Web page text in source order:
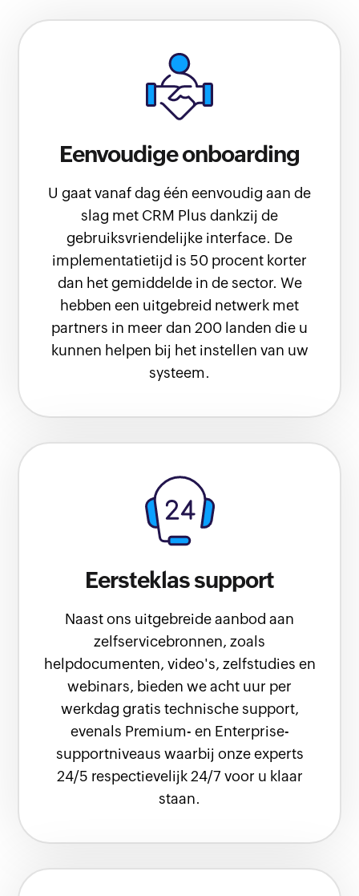
Eenvoudige onboarding
U gaat vanaf dag één eenvoudig aan de
slag met CRM Plus dankzij de
gebruiksvriendelijke interface. De
implementatietijd is 50 procent korter
dan het gemiddelde in de sector. We
hebben een uitgebreid netwerk met
partners in meer dan 200 landen die u
kunnen helpen bij het instellen van uw
systeem.
Eersteklas support
Naast ons uitgebreide aanbod aan
zelfservicebronnen, zoals
helpdocumenten, video's, zelfstudies en
webinars, bieden we acht uur per
werkdag gratis technische support,
evenals Premium- en Enterprise-
supportniveaus waarbij onze experts
24/5 respectievelijk 24/7 voor u klaar
staan.